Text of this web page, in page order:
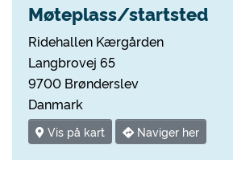
Møteplass/startsted
Ridehallen Kærgården
Langbrovej 65
9700 Brønderslev
Danmark
Vis på kart Naviger her